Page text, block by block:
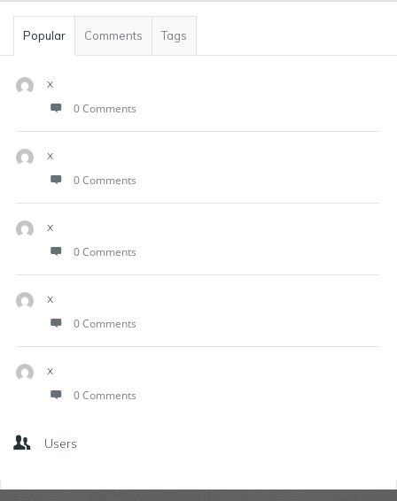
Popular Comments Tags
x
0 Comments
x
0 Comments
x
0 Comments
x
0 Comments
x
0 Comments
Users